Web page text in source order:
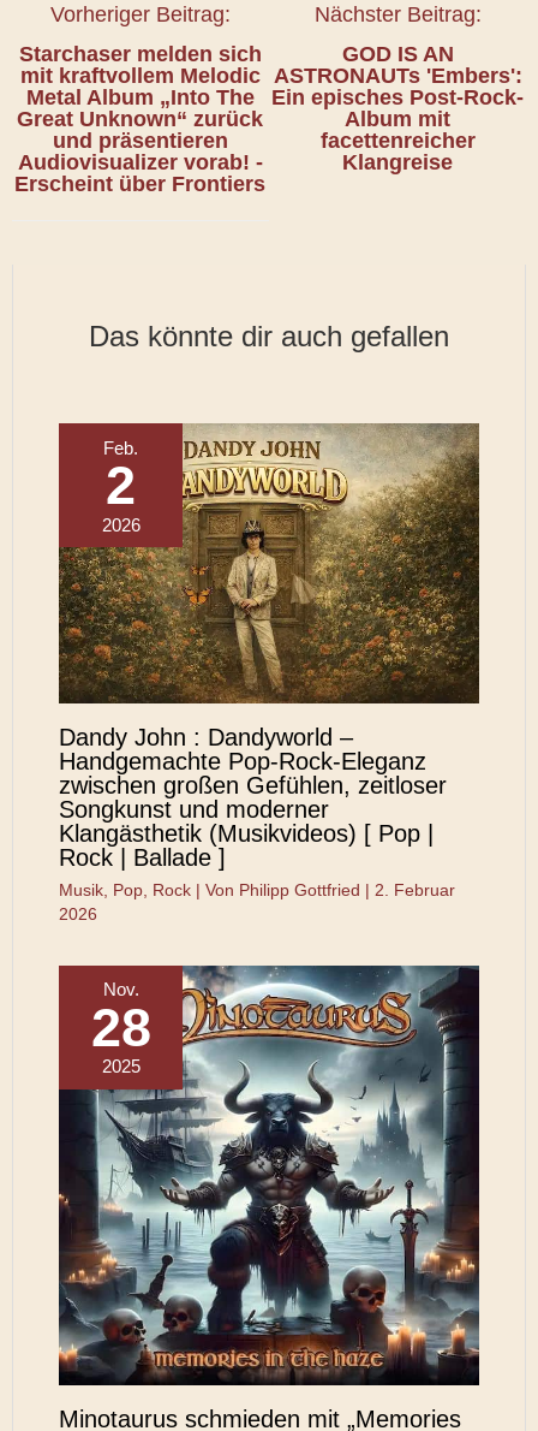
Vorheriger Beitrag:
Starchaser melden sich
mit kraftvollem Melodic
Metal Album „Into The
Great Unknown“ zurück
und präsentieren
Audiovisualizer vorab! -
Erscheint über Frontiers
Nächster Beitrag:
GOD IS AN
ASTRONAUTs 'Embers':
Ein episches Post-Rock-
Album mit
facettenreicher
Klangreise
Das könnte dir auch gefallen
Feb.
2
2026
Dandy John : Dandyworld –
Handgemachte Pop-Rock-Eleganz
zwischen großen Gefühlen, zeitloser
Songkunst und moderner
Klangästhetik (Musikvideos) [ Pop |
Rock | Ballade ]
Musik Pop Rock | Von Philipp Gottfried | 2. Februar
2026
Nov.
28
2025
Minotaurus schmieden mit „Memories